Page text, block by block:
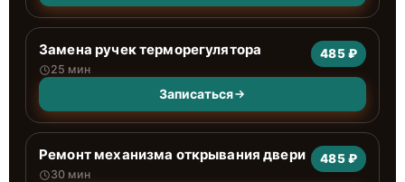
Замена ручек терморегулятора
25 мин
485 ₽
Записаться
Ремонт механизма открывания двери
30 мин
485 ₽